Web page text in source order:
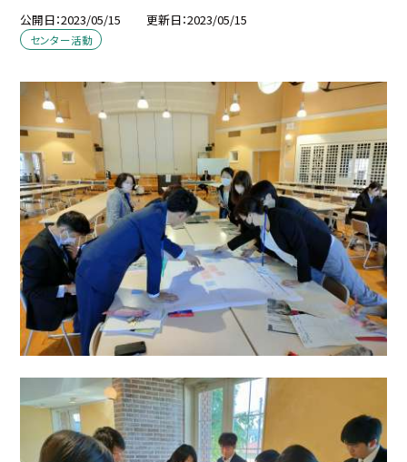
公開日 2023/05/15 更新日 2023/05/15
センター活動